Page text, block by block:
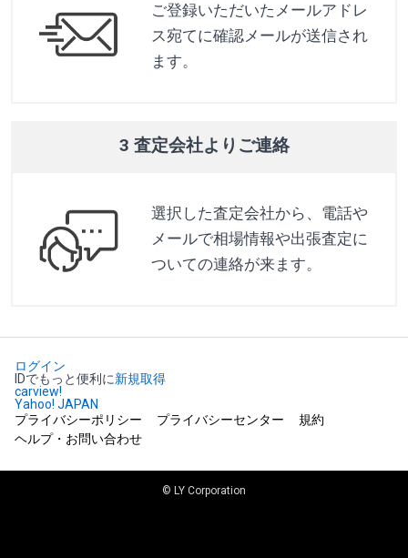
ご登録いただいたメールアドレ
ス宛てに確認メールが送信され
ます。
3 査定会社よりご連絡
選択した査定会社から、電話や
メールで相場情報や出張査定に
ついての連絡が来ます。
ログイン
IDでもっと便利に新規取得
carview!
Yahoo! JAPAN
プライバシーポリシー
プライバシーセンター
規約
ヘルプ・お問い合わせ
© LY Corporation